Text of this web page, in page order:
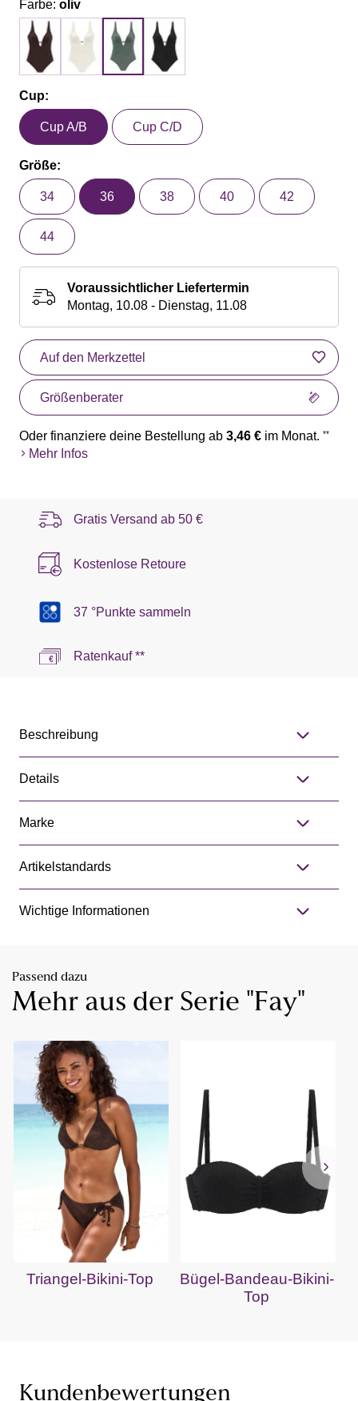
Farbe: oliv
Cup:
Cup A/B Cup C/D
Größe:
34 36 38 40 42
44
Voraussichtlicher Liefertermin
Montag, 10.08 - Dienstag, 11.08
Auf den Merkzettel
Größenberater
Oder finanziere deine Bestellung ab 3,46 € im Monat. **
Mehr Infos
Gratis Versand ab 50 €
Kostenlose Retoure
37 °Punkte sammeln
Ratenkauf **
Beschreibung
Details
Marke
Artikelstandards
Wichtige Informationen
Passend dazu
Mehr aus der Serie "Fay"
Triangel-Bikini-Top
Bügel-Bandeau-Bikini-
Top
Kundenbewertungen